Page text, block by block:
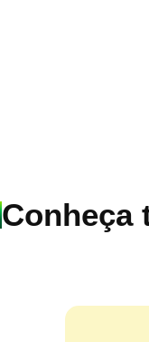
Conheça